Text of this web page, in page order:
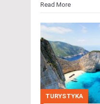
Read More
TURYSTYKA